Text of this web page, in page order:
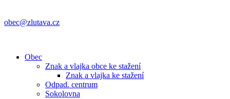
obec@zlutava.cz
Obec
Znak a vlajka obce ke stažení
Znak a vlajka ke stažení
Odpad. centrum
Sokolovna